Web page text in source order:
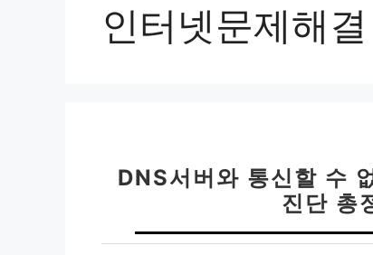
인터넷문제해결
DNS서버와 통신할 수
진단 총